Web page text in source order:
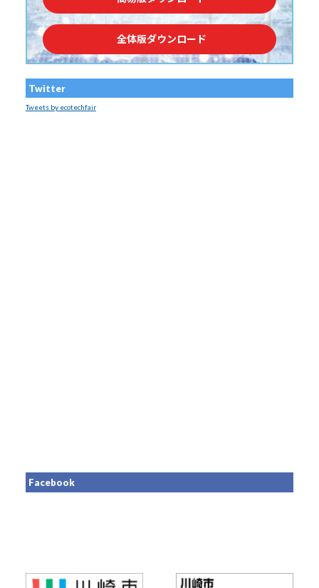
全体版ダウンロード
Twitter
Tweets by ecotechfair
Facebook